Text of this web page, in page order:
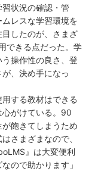
状況の確認・管
レスな学習環境を
したのが、さまざ
できる点だった。学
操作性の良さ、登
、決め手になっ
する教材はできる
心がけている。90
飽きてしまうため
さまざまなので、
』は大変便利
ので助かります」